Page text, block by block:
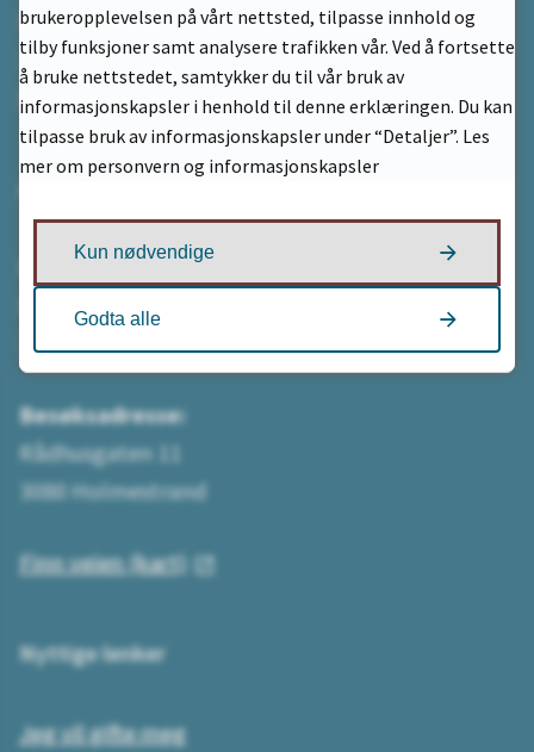
betaling uten KID
2480.59.59599 - på faktura fra kommunen
betaling med KID
Postadresse:
Postboks 312
3081 Holmestrand
Besøksadresse:
Rådhusgaten 11
3080 Holmestrand
Finn veien (kart)
Nyttige lenker
Jeg vil gifte meg
brukeropplevelsen på vårt nettsted, tilpasse innhold og
tilby funksjoner samt analysere trafikken vår. Ved å fortsette
å bruke nettstedet, samtykker du til vår bruk av
informasjonskapsler i henhold til denne erklæringen. Du kan
tilpasse bruk av informasjonskapsler under “Detaljer”. Les
mer om personvern og informasjonskapsler
Kun nødvendige
Godta alle